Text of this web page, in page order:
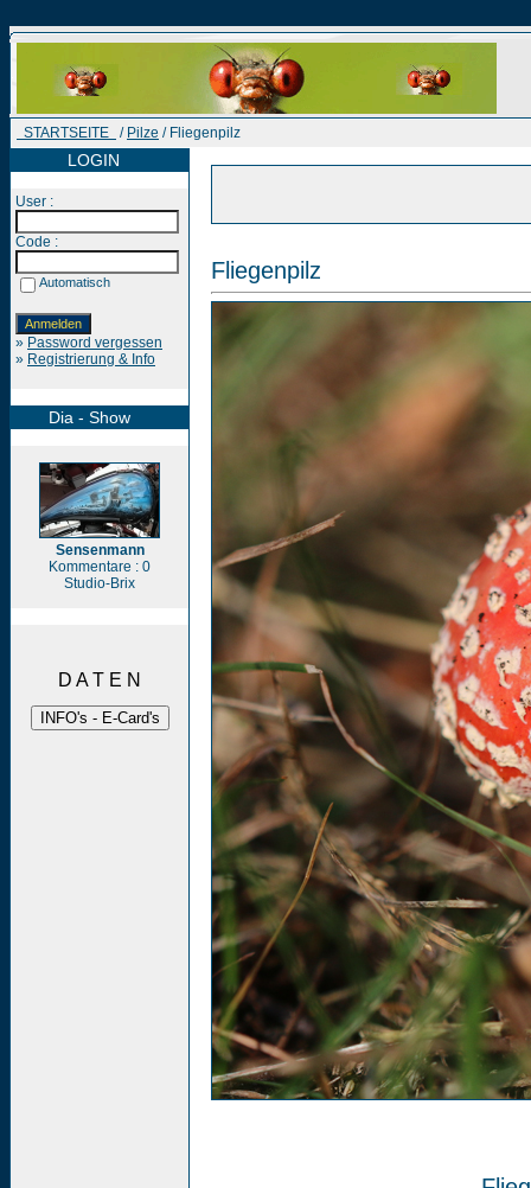
STARTSEITE / Pilze / Fliegenpilz
LOGIN
User :
Code :
Automatisch
» Password vergessen
» Registrierung & Info
Dia - Show
Sensenmann
Kommentare : 0
Studio-Brix
D A T E N
Fliegenpilz